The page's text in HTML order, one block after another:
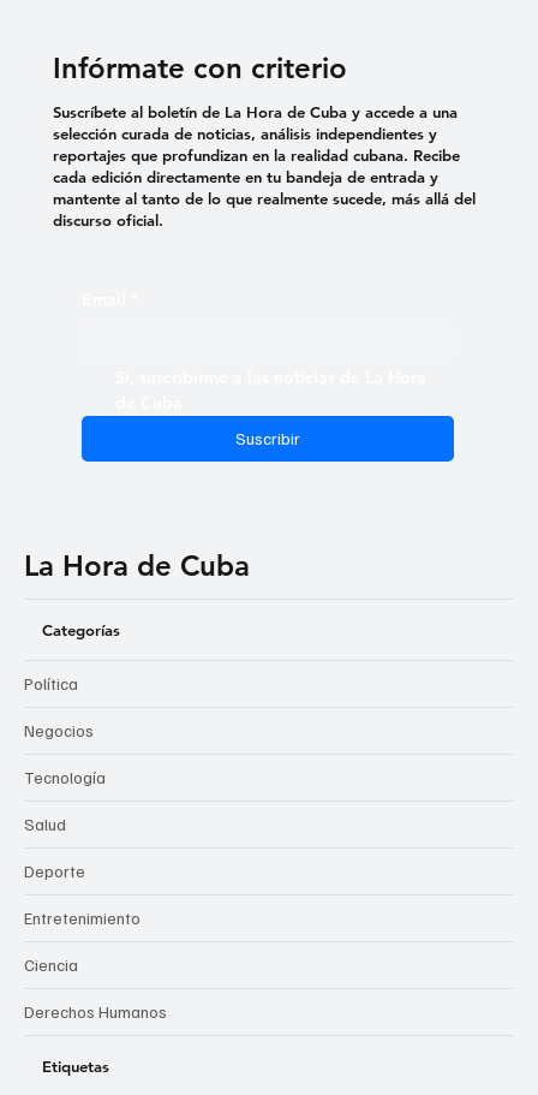
HABANA
Infórmate con criterio
Suscribir
Suscríbete al boletín de La Hora de Cuba y accede a una
selección curada de noticias, análisis independientes y
reportajes que profundizan en la realidad cubana. Recibe
cada edición directamente en tu bandeja de entrada y
mantente al tanto de lo que realmente sucede, más allá del
discurso oficial.
La Hora de Cuba
Categorías
Política
Negocios
Tecnología
Salud
Deporte
Entretenimiento
Ciencia
Derechos Humanos
Etiquetas